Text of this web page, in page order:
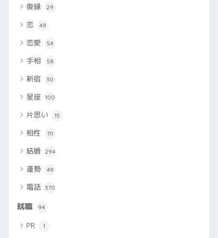
復縁 29
恋 48
恋愛 54
手相 58
新宿 30
星座 100
片思い 15
相性 111
結婚 294
運勢 48
電話 370
就職 94
PR 1